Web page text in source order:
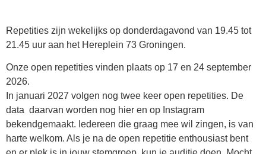
Repetities zijn wekelijks op donderdagavond van 19.45 tot
21.45 uur aan het Hereplein 73 Groningen.
Onze open repetities vinden plaats op 17 en 24 september
2026.
In januari 2027 volgen nog twee keer open repetities. De
data daarvan worden nog hier en op Instagram
bekendgemaakt. Iedereen die graag mee wil zingen, is van
harte welkom. Als je na de open repetitie enthousiast bent